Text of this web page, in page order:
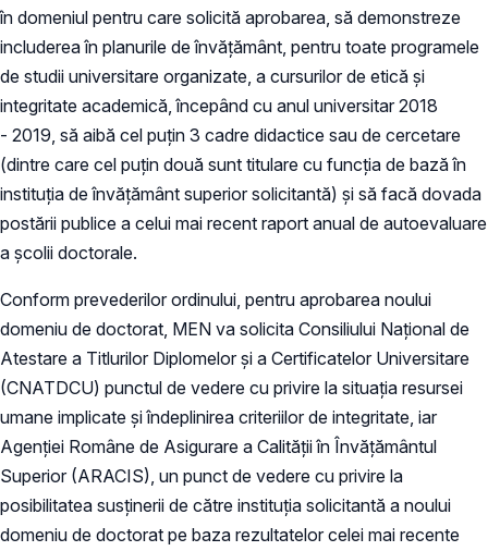
în domeniul pentru care solicită aprobarea, să demonstreze
includerea în planurile de învăţământ, pentru toate programele
de studii universitare organizate, a cursurilor de etică şi
integritate academică, începând cu anul universitar 2018
- 2019, să aibă cel puțin 3 cadre didactice sau de cercetare
(dintre care cel puțin două sunt titulare cu funcția de bază în
instituția de învăţământ superior solicitantă) și să facă dovada
postării publice a celui mai recent raport anual de autoevaluare
a școlii doctorale.
Conform prevederilor ordinului, pentru aprobarea noului
domeniu de doctorat, MEN va solicita Consiliului Naţional de
Atestare a Titlurilor Diplomelor şi a Certificatelor Universitare
(CNATDCU) punctul de vedere cu privire la situația resursei
umane implicate și îndeplinirea criteriilor de integritate, iar
Agenției Române de Asigurare a Calității în Învățământul
Superior (ARACIS), un punct de vedere cu privire la
posibilitatea susținerii de către instituția solicitantă a noului
domeniu de doctorat pe baza rezultatelor celei mai recente